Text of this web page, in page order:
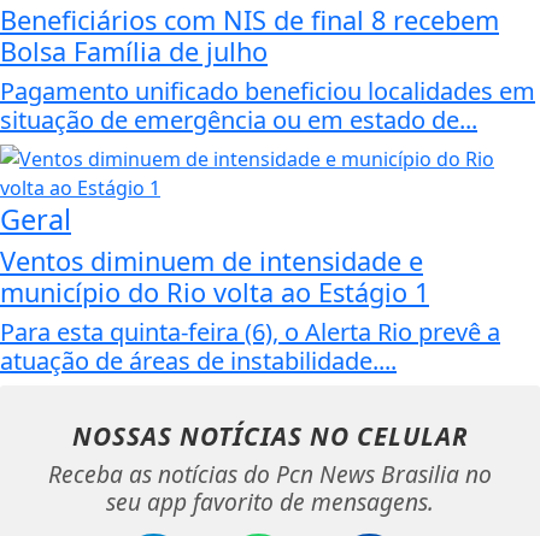
Beneficiários com NIS de final 8 recebem
Bolsa Família de julho
Pagamento unificado beneficiou localidades em
situação de emergência ou em estado de...
Geral
Ventos diminuem de intensidade e
município do Rio volta ao Estágio 1
Para esta quinta-feira (6), o Alerta Rio prevê a
atuação de áreas de instabilidade....
NOSSAS NOTÍCIAS NO CELULAR
Receba as notícias do Pcn News Brasilia no
seu app favorito de mensagens.